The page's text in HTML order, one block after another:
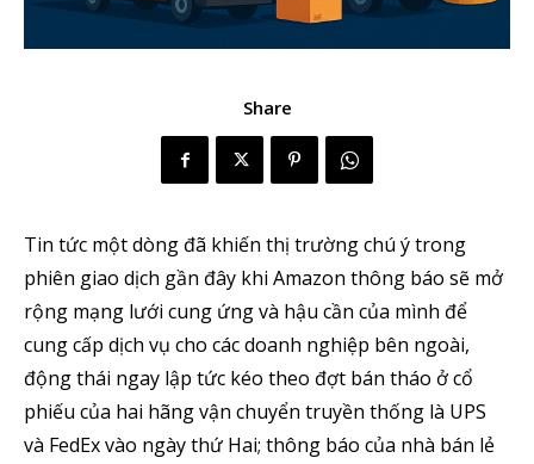
Share
Tin tức một dòng đã khiến thị trường chú ý trong
phiên giao dịch gần đây khi Amazon thông báo sẽ mở
rộng mạng lưới cung ứng và hậu cần của mình để
cung cấp dịch vụ cho các doanh nghiệp bên ngoài,
động thái ngay lập tức kéo theo đợt bán tháo ở cổ
phiếu của hai hãng vận chuyển truyền thống là UPS
và FedEx vào ngày thứ Hai; thông báo của nhà bán lẻ